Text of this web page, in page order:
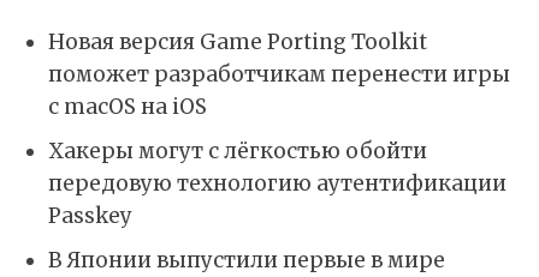
Новая версия Game Porting Toolkit
поможет разработчикам перенести игры
с macOS на iOS
Хакеры могут с лёгкостью обойти
передовую технологию аутентификации
Passkey
В Японии выпустили первые в мире